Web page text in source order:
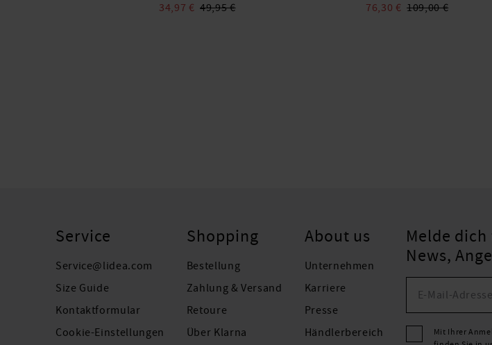
34,97 € 49,95 €
76,30 € 109,00 €
Service
Service@lidea.com
Size Guide
Kontaktformular
Cookie-Einstellungen
Shopping
Bestellung
Zahlung & Versand
Retoure
Über Klarna
About us
Unternehmen
Karriere
Presse
Händlerbereich
Melde
News,
Mit Ihrer